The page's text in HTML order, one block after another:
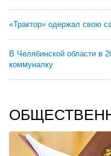
«Трактор» одержал свою
В Челябинской области в
коммуналку